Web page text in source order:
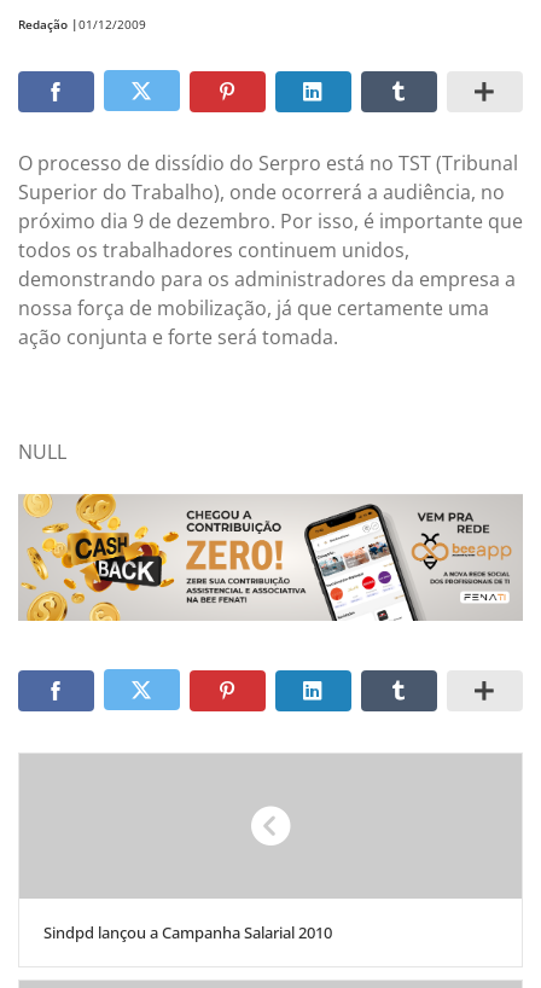
Redação |01/12/2009
O processo de dissídio do Serpro está no TST (Tribunal
Superior do Trabalho), onde ocorrerá a audiência, no
próximo dia 9 de dezembro. Por isso, é importante que
todos os trabalhadores continuem unidos,
demonstrando para os administradores da empresa a
nossa força de mobilização, já que certamente uma
ação conjunta e forte será tomada.
NULL
Sindpd lançou a Campanha Salarial 2010